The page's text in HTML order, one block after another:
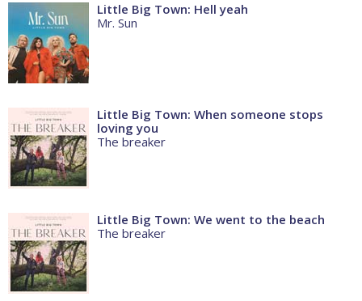
Little Big Town: Hell yeah
Mr. Sun
Little Big Town: When someone stops
loving you
The breaker
Little Big Town: We went to the beach
The breaker